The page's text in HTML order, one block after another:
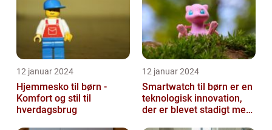
12 januar 2024
Hjemmesko til børn -
Komfort og stil til
hverdagsbrug
12 januar 2024
Smartwatch til børn er en
teknologisk innovation,
der er blevet stadigt mere